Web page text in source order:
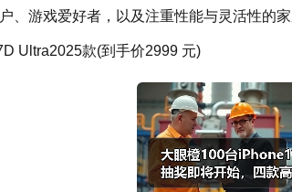
、游戏爱好者，以及注重性能与灵活性的
Ultra2025款(到手价2999 元)